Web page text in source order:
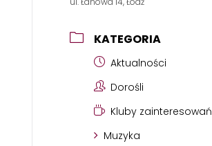
KATEGORIA
Aktualności
Dorośli
Kluby zainteresowań
Muzyka